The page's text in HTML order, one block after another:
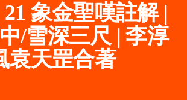
《推
背
圖》
預
世
主
樂
章-
人
人
象金聖嘆註解 |
/雪深三尺 | 李淳
袁天罡合著